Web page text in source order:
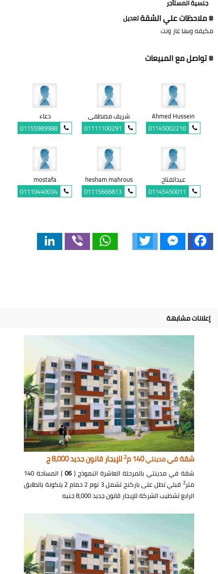
جنسية المستأجر
# ملاحظات علي الشقةتعديل
مكيفه وبها غاز ونت
# تواصل مع المبيعات
Ahmed Hussein
01145002210
شريف مصطفى
01111100291
دعاء
01155989988
عبدالفتاح
01145450011
hesham mahrous
01115666813
mostafa
01110440034
Facebook
Messenger
WhatsApp
إعلانات مشابهة
شقة فيمدينتي140 م 2للإيجار قانون جديد 8,000 ج
شقة في مدينتي بالمرحلة العاشرة النموذج (06
) المساحة 140
متر2
قبلي تطل على باركنج تشمل 3 نوم 2 حمام 2 بلكونة بالطابق
الرابع تشطيب الشركة للإيجار قانون جديد 8,000 جنيه